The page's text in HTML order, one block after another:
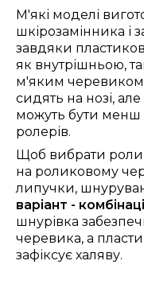
М'які моделі
шкірозамінника і
завдяки
як внутрішньою,
м'яким черевиком
сидять на нозі,
можуть бути
ролерів.
Щоб вибрати
на роликовому
липучки,
варіант -
шнурівка
черевика, а
зафіксує халяву.